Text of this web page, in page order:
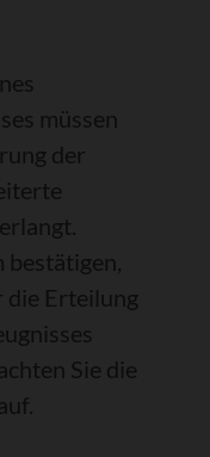
müssen
der
bestätigen,
die Erteilung
Sie die